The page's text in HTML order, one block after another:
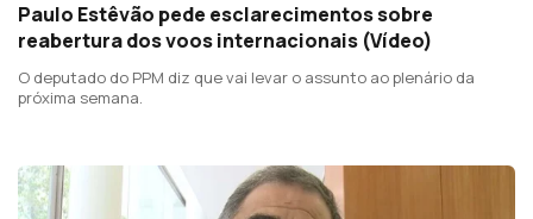
Paulo Estêvão pede esclarecimentos sobre
reabertura dos voos internacionais (Vídeo)
O deputado do PPM diz que vai levar o assunto ao plenário da
próxima semana.